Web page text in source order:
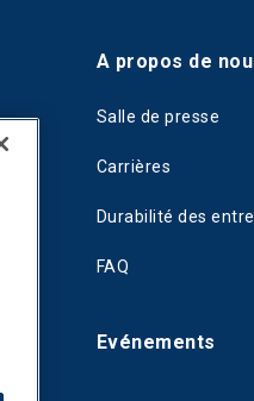
A propos de
Salle de presse
Carrières
Durabilité des
FAQ
Evénements